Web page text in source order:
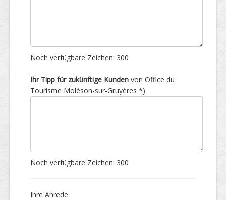
Noch verfügbare Zeichen: 300
Ihr Tipp für zukünftige Kunden von Office du
Tourisme Moléson-sur-Gruyères *)
Noch verfügbare Zeichen: 300
Ihre Anrede